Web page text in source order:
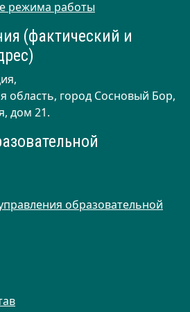
режима работы
(фактический и
область, город Сосновый Бор,
дом 21.
образовательной